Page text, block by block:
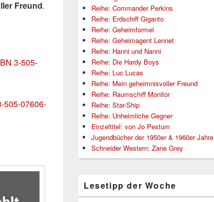
Freund.
3-505-
505-07606-
Reihe: Commander Perkins
Reihe: Erdschiff Giganto
Reihe: Geheimformel
Reihe: Geheimagent Lennet
Reihe: Hanni und Nanni
Reihe: Die Hardy Boys
Reihe: Luc Lucas
Reihe: Mein geheimnisvoller Freund
Reihe: Raumschiff Monitor
Reihe: Star-Ship
Reihe: Unheimliche Gegner
Einzeltitel: von Jo Pestum
Jugendbücher der 1950er & 1960er Jahre
Schneider Western: Zane Grey
Lesetipp der Woche